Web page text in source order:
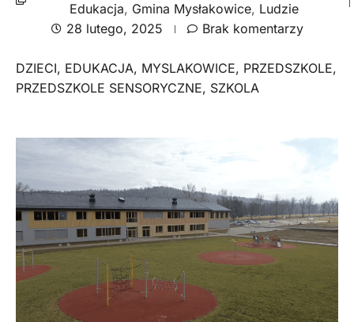
Edukacja, Gmina Mysłakowice, Ludzie
28 lutego, 2025
Brak komentarzy
DZIECI, EDUKACJA, MYSLAKOWICE, PRZEDSZKOLE,
PRZEDSZKOLE SENSORYCZNE, SZKOLA